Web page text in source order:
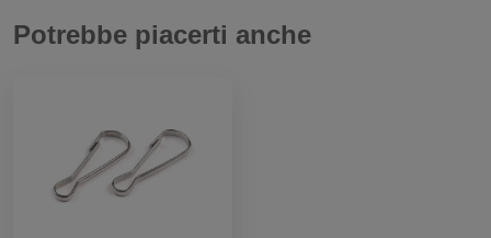
Potrebbe piacerti anche